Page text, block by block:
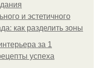
и эстетичного
как разделить зоны
за 1
успеха